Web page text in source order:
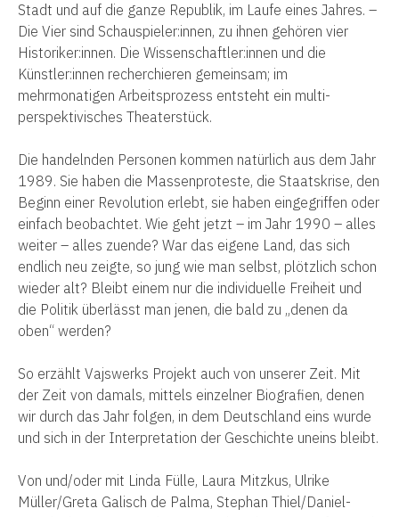
Stadt und auf die ganze Republik, im Laufe eines Jahres. –
Die Vier sind Schauspieler:innen, zu ihnen gehören vier
Historiker:innen. Die Wissenschaftler:innen und die
Künstler:innen recherchieren gemeinsam; im
mehrmonatigen Arbeitsprozess entsteht ein multi-
perspektivisches Theaterstück.
Die handelnden Personen kommen natürlich aus dem Jahr
1989. Sie haben die Massenproteste, die Staatskrise, den
Beginn einer Revolution erlebt, sie haben eingegriffen oder
einfach beobachtet. Wie geht jetzt – im Jahr 1990 – alles
weiter – alles zuende? War das eigene Land, das sich
endlich neu zeigte, so jung wie man selbst, plötzlich schon
wieder alt? Bleibt einem nur die individuelle Freiheit und
die Politik überlässt man jenen, die bald zu „denen da
oben“ werden?
So erzählt Vajswerks Projekt auch von unserer Zeit. Mit
der Zeit von damals, mittels einzelner Biografien, denen
wir durch das Jahr folgen, in dem Deutschland eins wurde
und sich in der Interpretation der Geschichte uneins bleibt.
Von und/oder mit Linda Fülle, Laura Mitzkus, Ulrike
Müller/Greta Galisch de Palma, Stephan Thiel/Daniel-